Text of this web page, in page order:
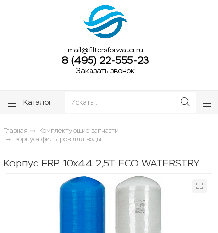
mail@filtersforwater.ru
8 (495) 22-555-23
Заказать звонок
Каталог
Главная
Комплектующие, запчасти
Корпуса фильтров для воды
Корпус FRP 10х44 2,5Т ECO WATERSTRY